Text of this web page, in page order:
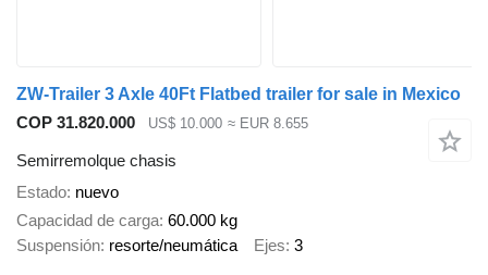
ZW-Trailer 3 Axle 40Ft Flatbed trailer for sale in Mexico
COP 31.820.000
US$ 10.000 ≈ EUR 8.655
Semirremolque chasis
Estado nuevo
Capacidad de carga 60.000 kg
Suspensión resorte/neumática Ejes 3